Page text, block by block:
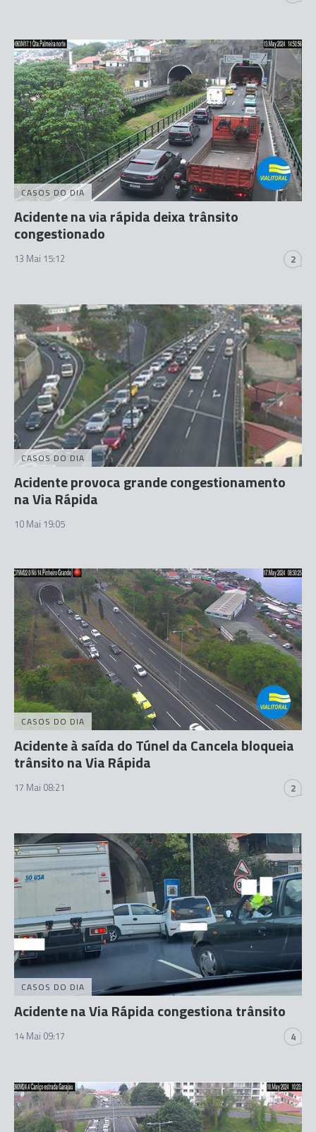
CASOS DO DIA
Acidente na via rápida deixa trânsito
congestionado
13 Mai 15:12 2
CASOS DO DIA
Acidente provoca grande congestionamento
na Via Rápida
10 Mai 19:05
CASOS DO DIA
Acidente à saída do Túnel da Cancela bloqueia
trânsito na Via Rápida
17 Mai 08:21 2
CASOS DO DIA
Acidente na Via Rápida congestiona trânsito
14 Mai 09:17 4